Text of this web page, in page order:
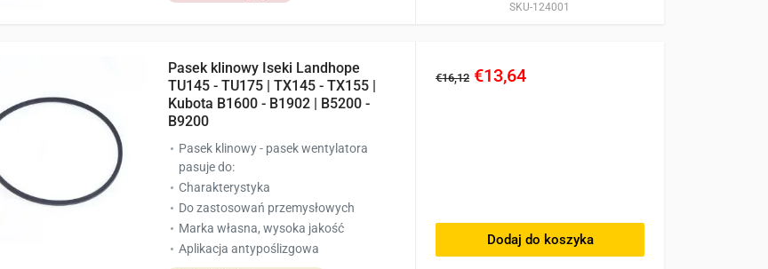
SKU-124001
Pasek klinowy Iseki Landhope
TU145 - TU175 | TX145 - TX155 |
Kubota B1600 - B1902 | B5200 -
B9200
Pasek klinowy - pasek wentylatora
pasuje do:
Charakterystyka
Do zastosowań przemysłowych
Marka własna, wysoka jakość
Aplikacja antypoślizgowa
€16,12 €13,64
Dodaj do koszyka